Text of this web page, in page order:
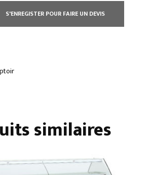
S'ENREGISTER POUR FAIRE UN DEVIS
similaires